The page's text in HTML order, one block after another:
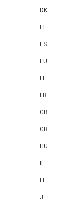
DK
EE
ES
EU
FI
FR
GB
GR
HU
IE
IT
J